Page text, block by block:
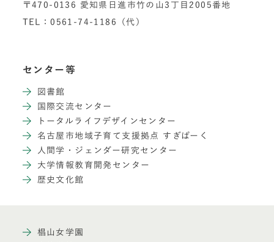
〒470-0136 愛知県日進市竹の山3丁目2005番地
TEL：0561-74-1186（代）
センター等
図書館
国際交流センター
トータルライフデザインセンター
名古屋市地域子育て支援拠点 すぎぱーく
人間学・ジェンダー研究センター
大学情報教育開発センター
歴史文化館
椙山女学園